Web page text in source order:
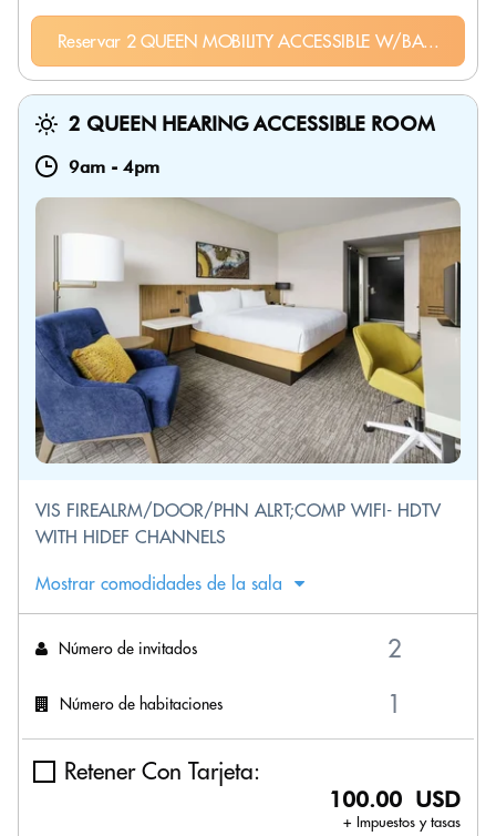
Reservar 2 QUEEN MOBILITY ACCESSIBLE W/BA...
2 QUEEN HEARING ACCESSIBLE ROOM
9am - 4pm
VIS FIREALRM/DOOR/PHN ALRT;COMP WIFI- HDTV
WITH HIDEF CHANNELS
Mostrar comodidades de la sala
Número de invitados
Número de habitaciones
Retener Con Tarjeta:
100.00 USD
+ Impuestos y tasas